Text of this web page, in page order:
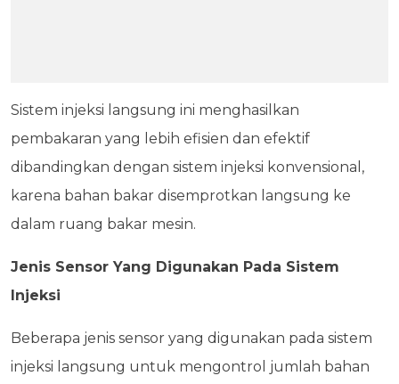
Sistem injeksi langsung ini menghasilkan
pembakaran yang lebih efisien dan efektif
dibandingkan dengan sistem injeksi konvensional,
karena bahan bakar disemprotkan langsung ke
dalam ruang bakar mesin.
Jenis Sensor Yang Digunakan Pada Sistem
Injeksi
Beberapa jenis sensor yang digunakan pada sistem
injeksi langsung untuk mengontrol jumlah bahan